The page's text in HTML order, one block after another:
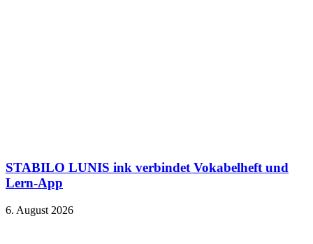
STABILO LUNIS ink verbindet Vokabelheft und
Lern-App
6. August 2026